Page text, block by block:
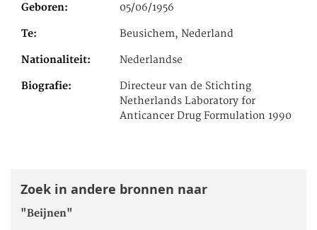
Geboren 05/06/1956
Te Beusichem, Nederland
Nationaliteit Nederlandse
Biografie
Directeur van de Stichting
Netherlands Laboratory for
Anticancer Drug Formulation 1990
Zoek in andere bronnen naar
"Beijnen"